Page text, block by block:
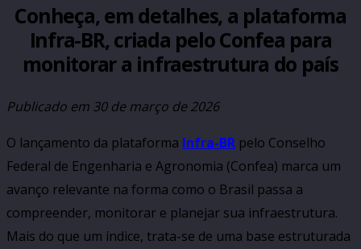
Conheça, em detalhes, a plataforma
Infra-BR, criada pelo Confea para
monitorar a infraestrutura do país
Publicado em 30 de março de 2026
O lançamento da plataforma Infra-BR pelo Conselho
Federal de Engenharia e Agronomia (Confea) marca um
avanço relevante na forma como o Brasil passa a
compreender, monitorar e planejar sua infraestrutura.
Mais do que um índice, trata-se de uma base estruturada